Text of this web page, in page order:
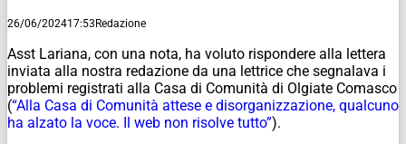
26/06/202417:53Redazione
Asst Lariana, con una nota, ha voluto rispondere alla lettera
inviata alla nostra redazione da una lettrice che segnalava i
problemi registrati alla Casa di Comunità di Olgiate Comasco
(“Alla Casa di Comunità attese e disorganizzazione, qualcuno
ha alzato la voce. Il web non risolve tutto”).